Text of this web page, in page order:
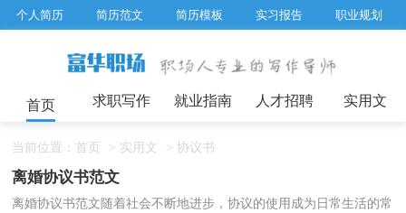
个人简历 简历范文 简历模板 实习报告 职业规划
工作总结 辞职报告
首页 求职写作 就业指南 人才招聘 实用文
当前位置： 首页 > 实用文 >协议书
离婚协议书范文
离婚协议书范文随着社会不断地进步，协议的使用成为日常生活的常